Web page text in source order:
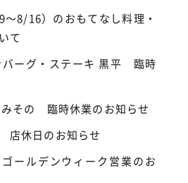
8/16）のおもてなし料理・
て
バーグ・ステーキ 黒平 臨時
その 臨時休業のお知らせ
店休日のお知らせ
ールデンウィーク営業のお